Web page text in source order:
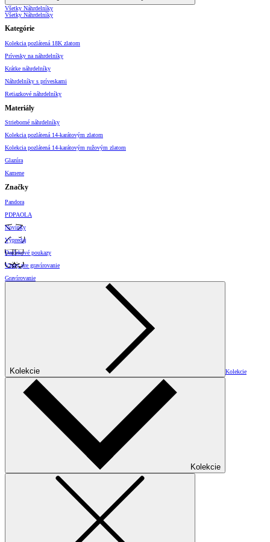
Všetky Náhrdelníky
Všetky Náhrdelníky
Kategórie
Kolekcia pozlátená 18K zlatom
Prívesky na náhrdelníky
Krátke náhrdelníky
Náhrdelníky s príveskami
Retiazkové náhrdelníky
Materiály
Strieborné náhrdelníky
Kolekcia pozlátená 14-karátovým zlatom
Kolekcia pozlátená 14-karátovým ružovým zlatom
Glazúra
Kamene
Značky
Pandora
PDPAOLA
Novinky
Výpredaj
Darčekové poukazy
Vzory pre gravírovanie
Gravírovanie
Kolekcie Kolekcie
Kolekcie